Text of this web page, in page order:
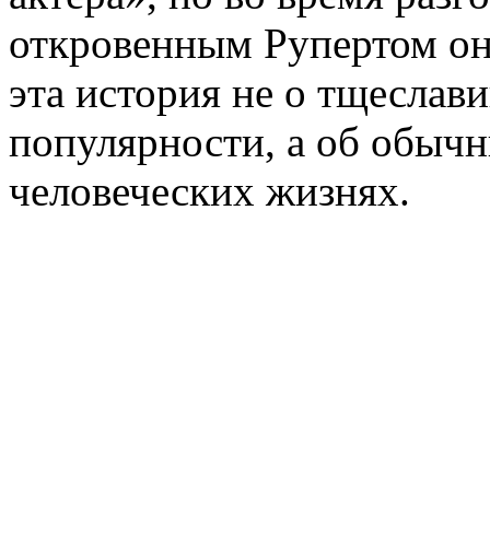
откровенным Рупертом
эта история не о
популярности, а об
человеческих жизнях.